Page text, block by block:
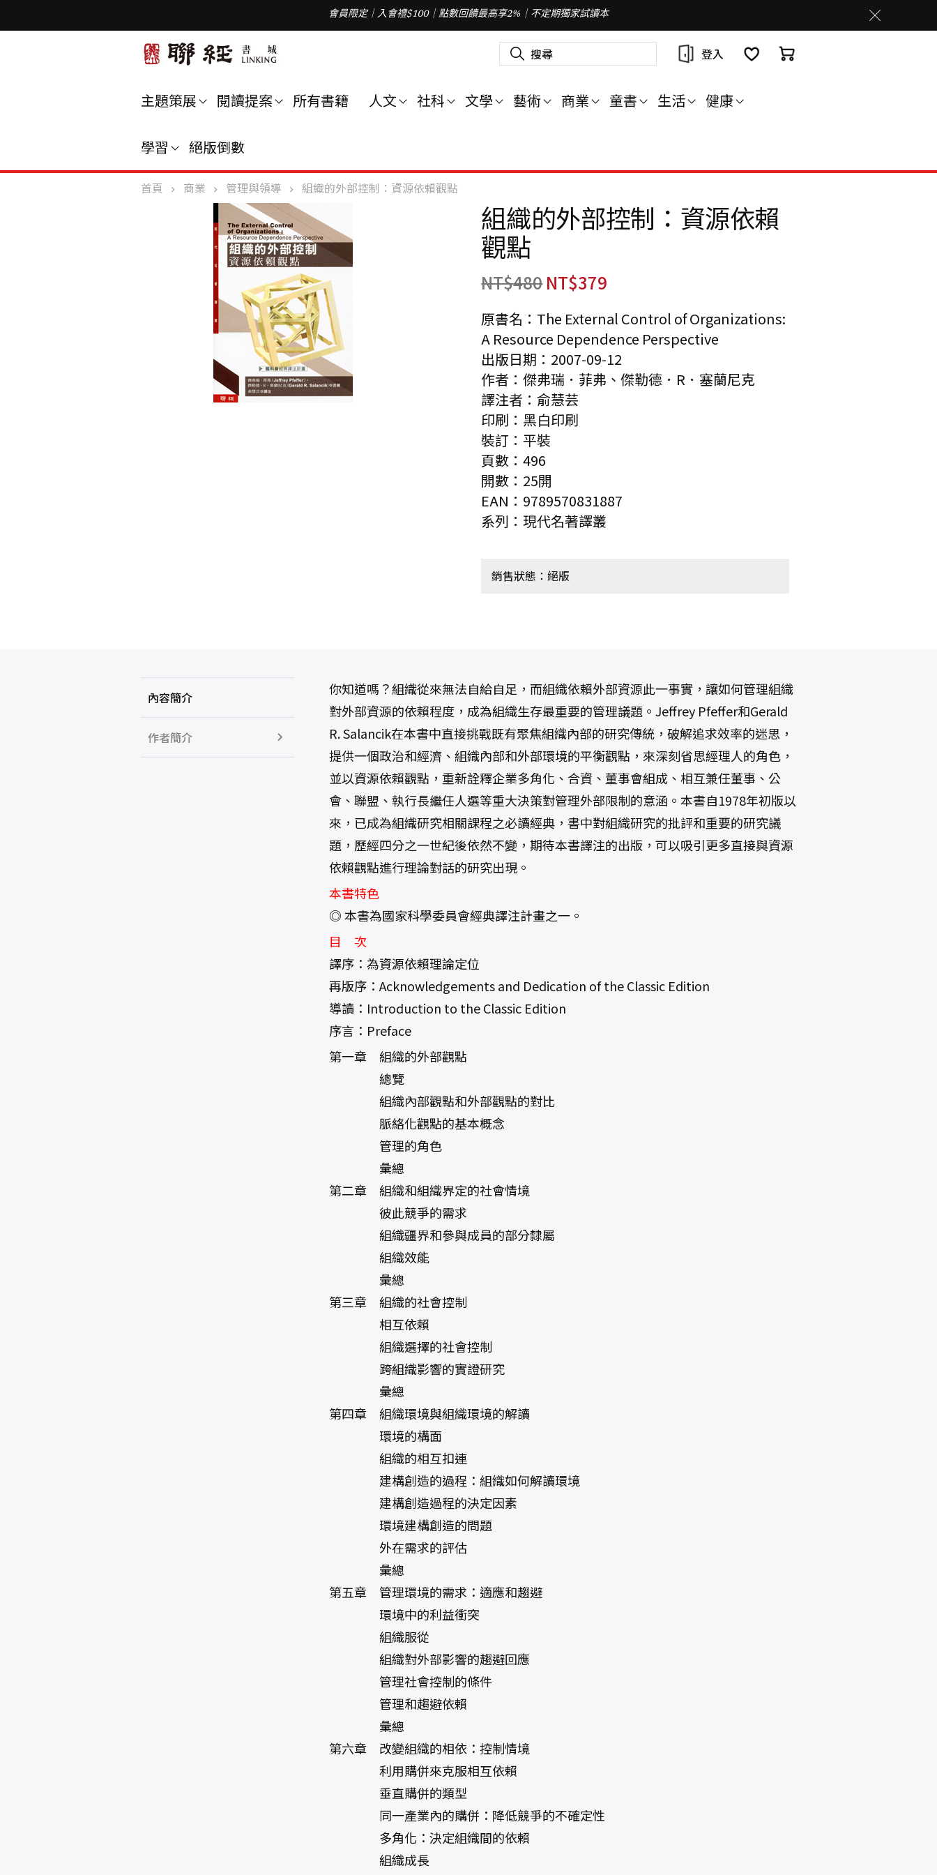
會員限定｜入會禮$100｜點數回饋最高享2%｜不定期獨家試讀本
搜
尋
字
登入
主題策展 閱讀提案 所有書籍 人文 社科 文學 藝術 商業 童書 生活 健康
學習 絕版倒數
首頁 商業 管理與領導 組織的外部控制：資源依賴觀點
組織的外部控制：資源依賴
觀點
NT$480NT$379
原書名：The External Control of Organizations:
A Resource Dependence Perspective
出版日期：2007-09-12
作者：傑弗瑞．菲弗、傑勒德．R．塞蘭尼克
譯注者：俞慧芸
印刷：黑白印刷
裝訂：平裝
頁數：496
開數：25開
EAN：9789570831887
系列：現代名著譯叢
銷售狀態：絕版
內容簡介
作者簡介
你知道嗎？組織從來無法自給自足，而組織依賴外部資源此一事實，讓如何管理組織
對外部資源的依賴程度，成為組織生存最重要的管理議題。Jeffrey Pfeffer和Gerald
R. Salancik在本書中直接挑戰既有聚焦組織內部的研究傳統，破解追求效率的迷思，
提供一個政治和經濟、組織內部和外部環境的平衡觀點，來深刻省思經理人的角色，
並以資源依賴觀點，重新詮釋企業多角化、合資、董事會組成、相互兼任董事、公
會、聯盟、執行長繼任人選等重大決策對管理外部限制的意涵。本書自1978年初版以
來，已成為組織研究相關課程之必讀經典，書中對組織研究的批評和重要的研究議
題，歷經四分之一世紀後依然不變，期待本書譯注的出版，可以吸引更多直接與資源
依賴觀點進行理論對話的研究出現。
本書特色
◎ 本書為國家科學委員會經典譯注計畫之一。
目 次
譯序：為資源依賴理論定位
再版序：Acknowledgements and Dedication of the Classic Edition
導讀：Introduction to the Classic Edition
序言：Preface
第一章 組織的外部觀點
總覽
組織內部觀點和外部觀點的對比
脈絡化觀點的基本概念
管理的角色
彙總
第二章 組織和組織界定的社會情境
彼此競爭的需求
組織疆界和參與成員的部分隸屬
組織效能
彙總
第三章 組織的社會控制
相互依賴
組織選擇的社會控制
跨組織影響的實證研究
彙總
第四章 組織環境與組織環境的解讀
環境的構面
組織的相互扣連
建構創造的過程：組織如何解讀環境
建構創造過程的決定因素
環境建構創造的問題
外在需求的評估
彙總
第五章 管理環境的需求：適應和趨避
環境中的利益衝突
組織服從
組織對外部影響的趨避回應
管理社會控制的條件
管理和趨避依賴
彙總
第六章 改變組織的相依：控制情境
利用購併來克服相互依賴
垂直購併的類型
同一產業內的購併：降低競爭的不確定性
多角化：決定組織間的依賴
組織成長